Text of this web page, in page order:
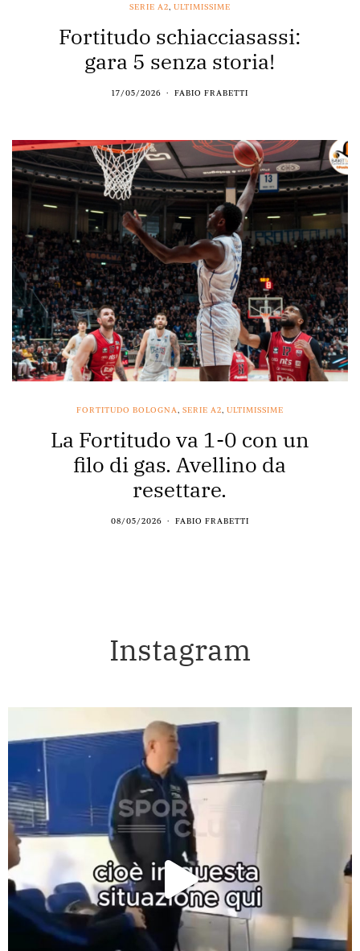
SERIE A2, ULTIMISSIME
Fortitudo schiacciasassi:
gara 5 senza storia!
17/05/2026 FABIO FRABETTI
FORTITUDO BOLOGNA, SERIE A2, ULTIMISSIME
La Fortitudo va 1-0 con un
filo di gas. Avellino da
resettare.
08/05/2026 FABIO FRABETTI
Instagram